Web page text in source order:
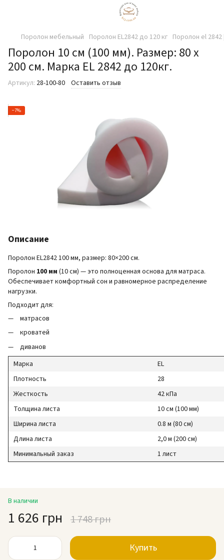
Поролон мебельный Поролон EL2842 до 120 кг Поролон el
Поролон 10 см (100 мм). Размер: 80 х
200 см. Марка EL 2842 до 120кг.
Артикул: 28-100-80 Оставить отзыв
−7%
Описание
Поролон EL2842 100 мм, размер: 80×200 см.
Поролон 100 мм (10 см) — это полноценная основа для матраса.
Обеспечивает комфортный сон и равномерное распределение
нагрузки.
Подходит для:
матрасов
кроватей
диванов
Марка
EL
Плотность
28
Жесткость
42 кПа
Толщина листа
10 см (100 мм)
Ширина листа
0.8 м (80 см)
Длина листа
2,0 м (200 см)
Минимальный заказ
1 лист
В наличии
1 626 грн 1 748 грн
Купить